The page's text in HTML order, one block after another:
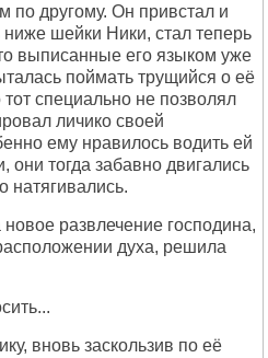
по другому. Он привстал и
шейки Ники, стал теперь
выписанные его языком уже
поймать трущийся о её
специально не позволял
личико своей
ему нравилось водить ей
они тогда забавно двигались
натягивались.
развлечение господина,
духа, решила
вновь заскользив по её